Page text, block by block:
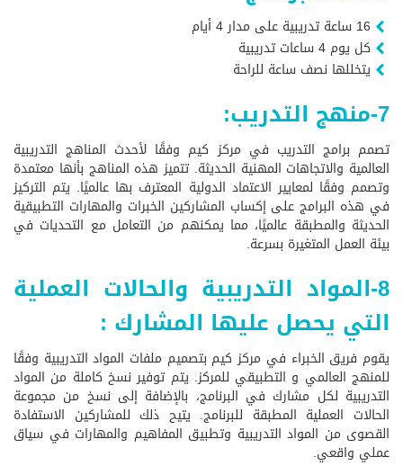
16 ساعة تدريبية على مدار 4 أيام
كل يوم 4 ساعات تدريبية
يتخللها نصف ساعة للراحة
7-منهج التدريب:
تصمم برامج التدريب في مركز كيم وفقًا لأحدث المناهج التدريبية
العالمية والاتجاهات المهنية الحديثة. تتميز هذه المناهج بأنها معتمدة
وتصمم وفقًا لمعايير الاعتماد الدولية المعترف بها عالميًا. يتم التركيز
في هذه البرامج على إكساب المشاركين الخبرات والمهارات التطبيقية
الحديثة والمطبقة عالميًا، مما يمكنهم من التعامل مع التحديات في
بيئة العمل المتغيرة بسرعة.
8-المواد التدريبية والحالات العملية
التي يحصل عليها المشارك :
يقوم فريق الخبراء في مركز كيم بتصميم ملفات المواد التدريبية وفقًا
للمنهج العالمي و التطبيقي للمركز. يتم توفير نسخ كاملة من المواد
التدريبية لكل مشارك في البرنامج، بالإضافة إلى نسخ من مجموعة
الحالات العملية المطبقة للبرنامج. يتيح ذلك للمشاركين الاستفادة
القصوى من المواد التدريبية وتطبيق المفاهيم والمهارات في سياق
عملي واقعي.